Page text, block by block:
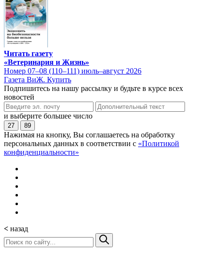
Читать газету
«Ветеринария и Жизнь»
Номер 07–08 (110–111) июль–август 2026
Газета ВиЖ. Купить
Подпишитесь на нашу рассылку и будьте в курсе всех
новостей
и выберите большее число
27 89
Нажимая на кнопку, Вы соглашаетесь на обработку
персональных данных в соответствии с «Политикой
конфиденциальности»
< назад